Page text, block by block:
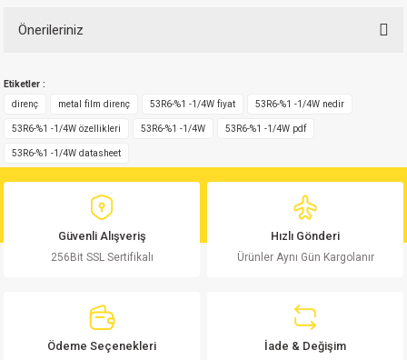
Önerileriniz
yetersiz gördüğünüz noktaları öneri formunu kullanarak tarafımıza
iletebilirsiniz.
Ürün resmi kalitesiz, bozuk veya görüntülenemiyor.
Ürün açıklamasında eksik bilgiler bulunuyor.
Ürün bilgilerinde hatalar bulunuyor.
Ürün fiyatı diğer sitelerden daha pahalı.
Etiketler :
direnç
metal film direnç 53R6-%1 -1/4W fiyat 53R6-%1 -1/4W nedir
53R6-%1 -1/4W özellikleri 53R6-%1 -1/4W 53R6-%1 -1/4W pdf
53R6-%1 -1/4W datasheet
Güvenli Alışveriş
256Bit SSL Sertifikalı
Hızlı Gönderi
Ürünler Aynı Gün Kargolanır
Ödeme Seçenekleri İade & Değişim